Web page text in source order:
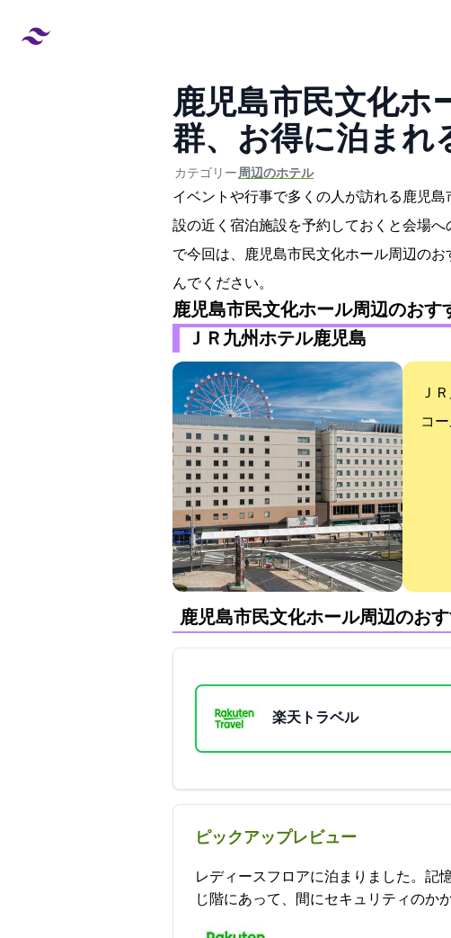
鹿児島市民文化ホ
群、お得に泊まれ
カテゴリー:#周辺のホテル
イベントや行事で多くの人が訪れる鹿児
設の近く宿泊施設を予約しておくと会場
で今回は、鹿児島市民文化ホール周辺の
んでください。
鹿児島市民文化ホール周辺のおす
ＪＲ九州ホテル鹿児島
Ｊ
コ
鹿児島市民文化ホール周辺のお
楽天トラベル
ピックアップレビュー
レディースフロアに泊まりました。記
じ階にあって、間にセキュリティのかかった